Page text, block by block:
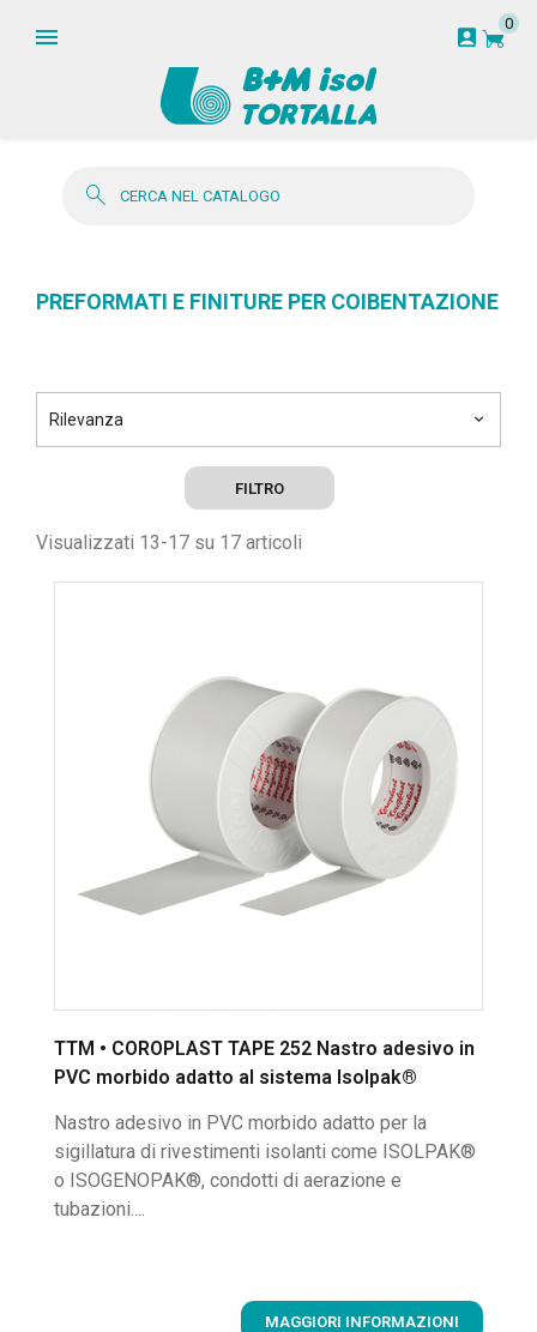
account_box garden_cart0
search
PREFORMATI E FINITURE PER COIBENTAZIONE
Rilevanza keyboard_arrow_down
FILTRO
Visualizzati 13-17 su 17 articoli
TTM • COROPLAST TAPE 252 Nastro adesivo in
PVC morbido adatto al sistema Isolpak®
Nastro adesivo in PVC morbido adatto per la
sigillatura di rivestimenti isolanti come ISOLPAK®
o ISOGENOPAK®, condotti di aerazione e
tubazioni....
MAGGIORI INFORMAZIONI